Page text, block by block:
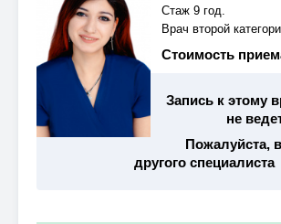
Стаж 9 год.
Врач второй
Стоимость
Запись к этому
не
Пожалуйста,
другого специалиста